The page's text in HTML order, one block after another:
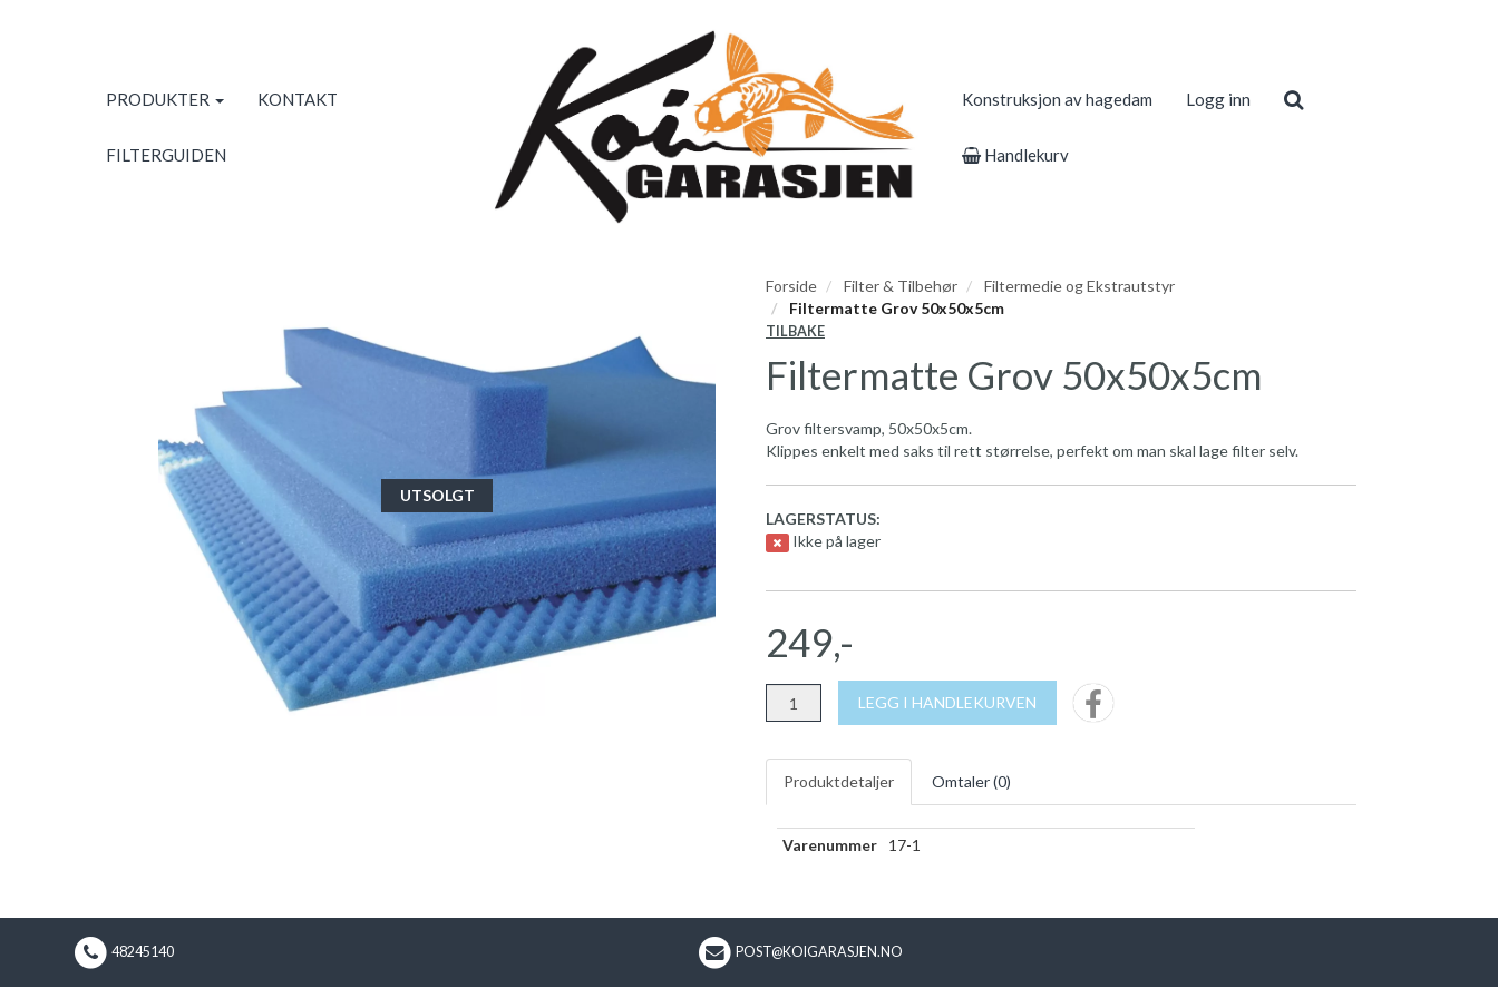
PRODUKTER KONTAKT
FILTERGUIDEN
Konstruksjon av hagedam Logg inn
Handlekurv
UTSOLGT
Forside Filter & Tilbehør
Filtermedie og Ekstrautstyr
Filtermatte Grov 50x50x5cm
TILBAKE
Filtermatte Grov 50x50x5cm
Grov filtersvamp, 50x50x5cm.
Klippes enkelt med saks til rett størrelse, perfekt om man skal lage filter selv.
LAGERSTATUS:
Ikke på lager
249,-
LEGG I HANDLEKURVEN
Produktdetaljer Omtaler (0)
Varenummer 17-1
48245140 POST@KOIGARASJEN.NO